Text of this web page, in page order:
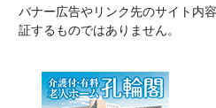
バナー広告やリンク先のサイト内
証するものではありません。